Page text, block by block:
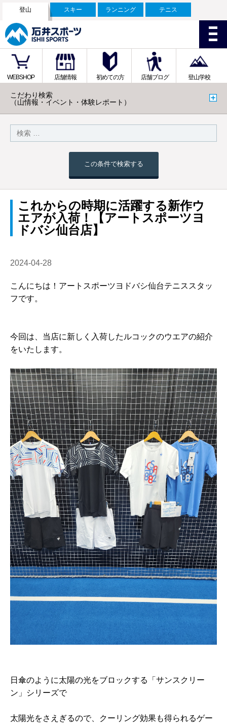
登山 スキー ランニング テニス
WEBSHOP 店舗情報 初めての方 店舗ブログ 登山学校
こだわり検索
（山情報・イベント・体験レポート）
この条件で検索する
これからの時期に活躍する新作ウ
エアが入荷！【アートスポーツヨ
ドバシ仙台店】
2024-04-28
こんにちは！アートスポーツヨドバシ仙台テニススタッ
フです。
今回は、当店に新しく入荷したルコックのウエアの紹介
をいたします。
日傘のように太陽の光をブロックする「サンスクリー
ン」シリーズで
太陽光をさえぎるので、クーリング効果も得られるゲー